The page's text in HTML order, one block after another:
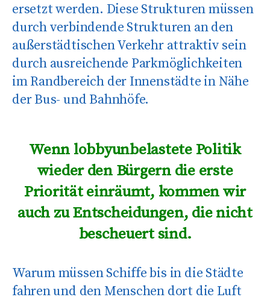
ersetzt werden. Diese Strukturen müssen
durch verbindende Strukturen an den
außerstädtischen Verkehr attraktiv sein
durch ausreichende Parkmöglichkeiten
im Randbereich der Innenstädte in Nähe
der Bus- und Bahnhöfe.
Wenn lobbyunbelastete Politik
wieder den Bürgern die erste
Priorität einräumt, kommen wir
auch zu Entscheidungen, die nicht
bescheuert sind.
Warum müssen Schiffe bis in die Städte
fahren und den Menschen dort die Luft